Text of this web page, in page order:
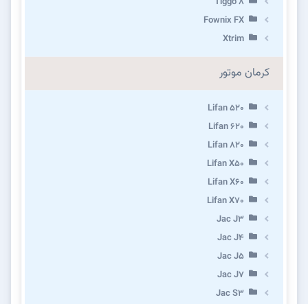
Fownix FX
Xtrim
کرمان موتور
Lifan 520
Lifan 620
Lifan 820
Lifan X50
Lifan X60
Lifan X70
Jac J3
Jac J4
Jac J5
Jac J7
Jac S3